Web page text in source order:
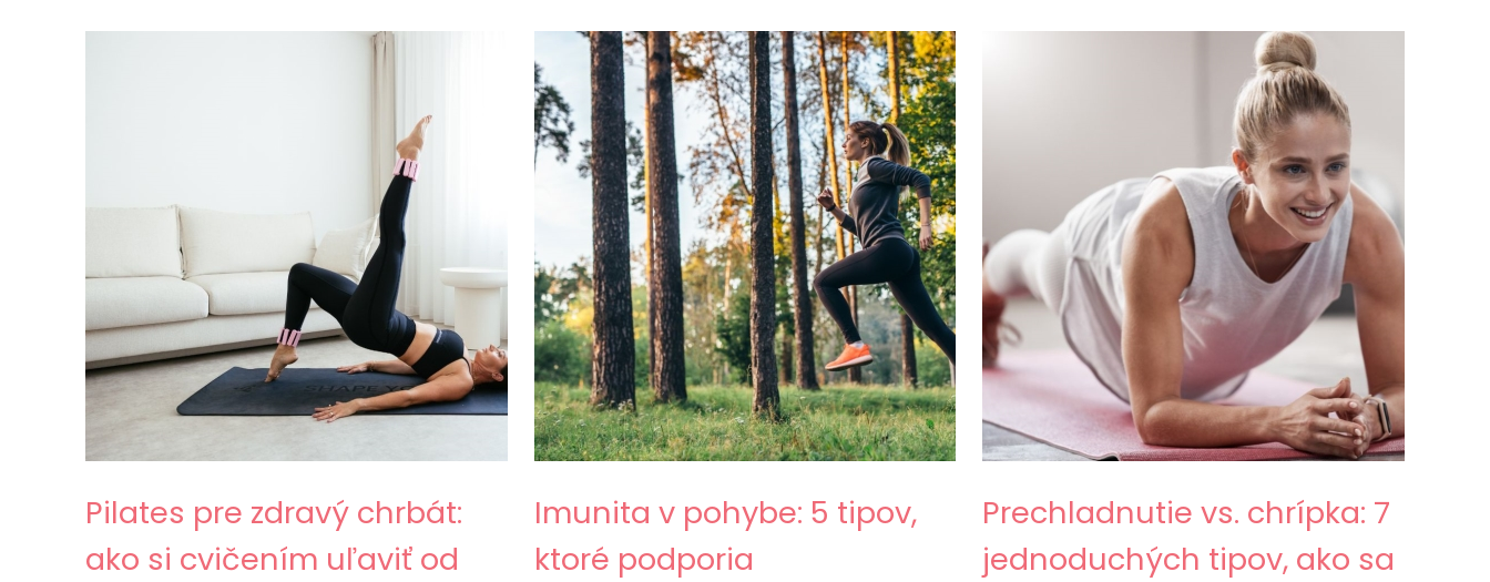
Pilates pre zdravý chrbát:
ako si cvičením uľaviť od
Imunita v pohybe: 5 tipov,
ktoré podporia
Prechladnutie vs. chrípka: 7
jednoduchých tipov, ako sa